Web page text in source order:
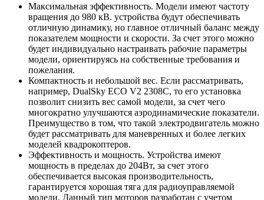
Максимальная эффективность. Модели имеют частоту
вращения до 980 кВ. устройства будут обеспечивать
отличную динамику, но главное отличный баланс между
показателем мощности и скорости. За счет этого можно
будет индивидуально настраивать рабочие параметры
модели, ориентируясь на собственные требования и
пожелания.
Компактность и небольшой вес. Если рассматривать,
например, DualSky ECO V2 2308C, то его установка
позволит снизить вес самой модели, за счет чего
многократно улучшаются аэродинамические показатели.
Преимущество в том, что такой электродвигатель можно
будет рассматривать для маневренных и более легких
моделей квадрокоптеров.
Эффективность и мощность. Устройства имеют
мощность в пределах до 204Вт, за счет этого
обеспечивается высокая производительность,
гарантируется хорошая тяга для радиоуправляемой
модели. Данный тип моторов разработан с учетом